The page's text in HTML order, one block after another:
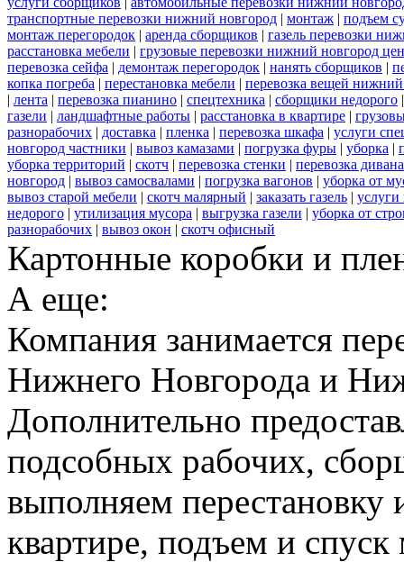
транспортные перевозки нижний новгород | монтаж | подъем
монтаж перегородок | аренда сборщиков | газель перевозки
расстановка мебели | грузовые перевозки нижний новгород
перевозка сейфа | демонтаж перегородок | нанять сборщиков |
копка погреба | перестановка мебели | перевозка вещей
| лента | перевозка пианино | спецтехника | сборщики недорого
газели | ландшафтные работы | расстановка в квартире |
разнорабочих | доставка | пленка | перевозка шкафа | услуги
новгород частники | вывоз камазами | погрузка фуры | уборка |
уборка территорий | скотч | перевозка стенки | перевозка дивана
новгород | вывоз самосвалами | погрузка вагонов | уборка от
вывоз старой мебели | скотч малярный | заказать газель | услуги
недорого | утилизация мусора | выгрузка газели | уборка от
разнорабочих | вывоз окон | скотч офисный
Картонные коробки и
А еще:
Компания занимается
Нижнего Новгорода и
Дополнительно
подсобных рабочих,
выполняем перестановку
квартире, подъем и спуск